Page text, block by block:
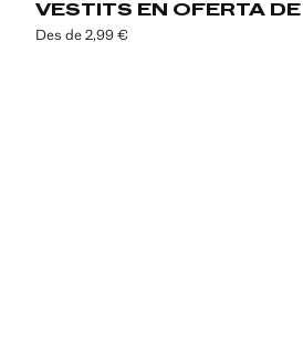
VESTITS EN OFERTA
Des de 2,99 €